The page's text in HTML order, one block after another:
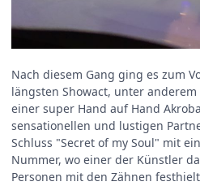
Nach diesem Gang ging es zum
längsten Showact, unter
einer super Hand auf Hand
sensationellen und lustigen
Schluss "Secret of my Soul" mit
Nummer, wo einer der Künstler
Personen mit den Zähnen